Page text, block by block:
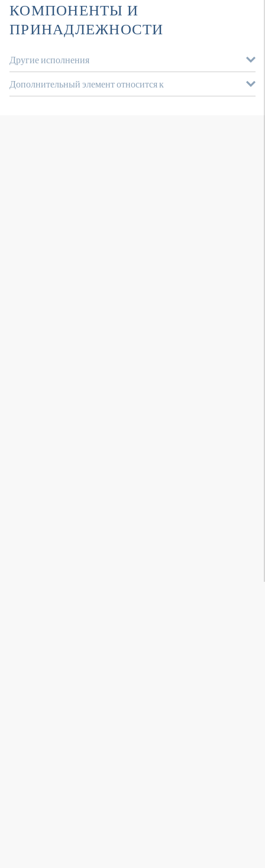
КОМПОНЕНТЫ И
ПРИНАДЛЕЖНОСТИ
Другие исполнения
Дополнительный элемент относится к